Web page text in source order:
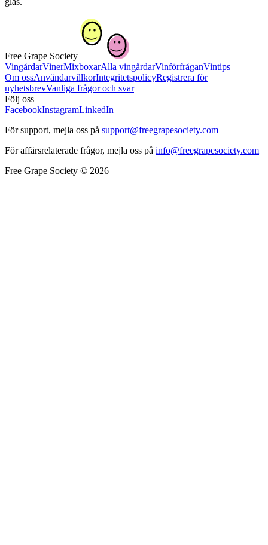
Free Grape Society
VingårdarVinerMixboxarAlla vingårdarVinförfråganVintips
Om ossAnvändarvillkorIntegritetspolicyRegistrera för
nyhetsbrevVanliga frågor och svar
Följ oss
FacebookInstagramLinkedIn
För support, mejla oss på support@freegrapesociety.com
För affärsrelaterade frågor, mejla oss på info@freegrapesociety.com
Free Grape Society © 2026